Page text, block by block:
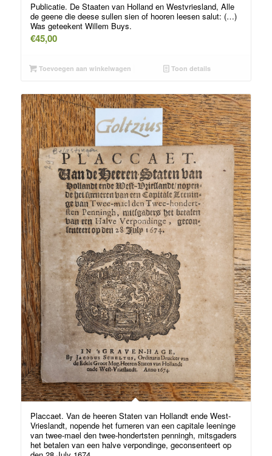
Publicatie. De Staaten van Holland en Westvriesland, Alle
de geene die deese sullen sien of hooren leesen salut: (…)
Was geteekent Willem Buys.
€45,00
Toevoegen aan winkelwagen Toon details
Placcaet. Van de heeren Staten van Hollandt ende West-
Vrieslandt, nopende het furneren van een capitale leeninge
van twee-mael den twee-hondertsten penningh, mitsgaders
het betalen van een halve verpondinge, geconsenteert op